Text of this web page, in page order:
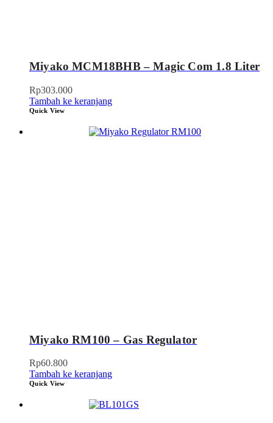
Miyako MCM18BHB – Magic Com 1.8 Liter
Rp303.000
Tambah ke keranjang
Quick View
Miyako RM100 – Gas Regulator
Rp60.800
Tambah ke keranjang
Quick View